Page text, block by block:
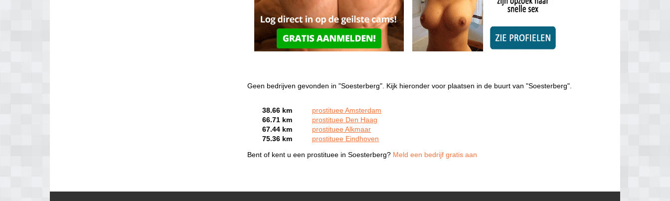
Geen bedrijven gevonden in "Soesterberg". Kijk hieronder voor plaatsen in de buurt van "Soesterberg".
38.66 km
prostituee Amsterdam
66.71 km
prostituee Den Haag
67.44 km
prostituee Alkmaar
75.36 km
prostituee Eindhoven
Bent of kent u een prostituee in Soesterberg? Meld een bedrijf gratis aan